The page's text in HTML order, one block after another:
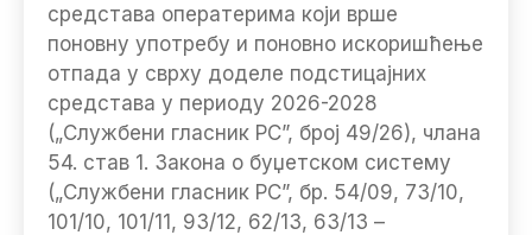
средстава оператерима који врше
поновну употребу и поновно искоришћење
отпада у сврху доделе подстицајних
средстава у периоду 2026-2028
(„Службени гласник РС”, број 49/26), члана
54. став 1. Закона о буџетском систему
(„Службени гласник РС”, бр. 54/09, 73/10,
101/10, 101/11, 93/12, 62/13, 63/13 –